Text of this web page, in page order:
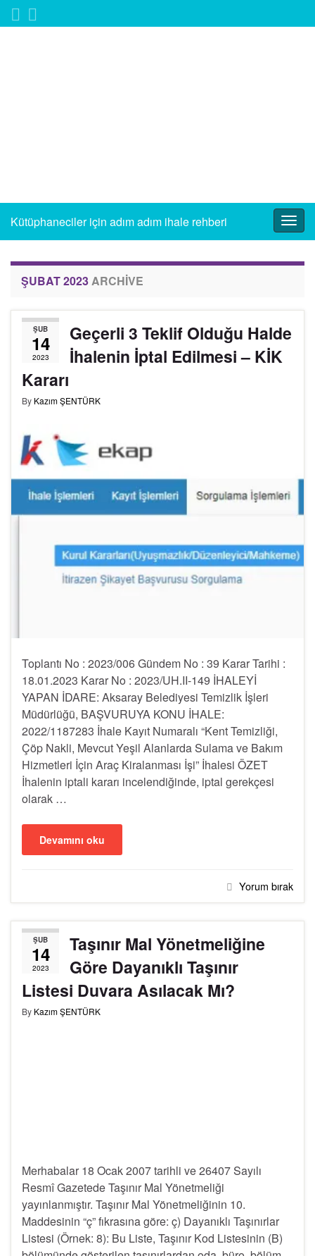
Kütüphaneciler için adım adım ihale rehberi
ŞUBAT 2023ARCHIVE
ŞUB
14
2023
Geçerli 3 Teklif Olduğu Halde
İhalenin İptal Edilmesi – KİK
Kararı
By Kazım ŞENTÜRK
Toplantı No : 2023/006 Gündem No : 39 Karar Tarihi :
18.01.2023 Karar No : 2023/UH.II-149 İHALEYİ
YAPAN İDARE: Aksaray Belediyesi Temizlik İşleri
Müdürlüğü, BAŞVURUYA KONU İHALE:
2022/1187283 İhale Kayıt Numaralı “Kent Temizliği,
Çöp Nakli, Mevcut Yeşil Alanlarda Sulama ve Bakım
Hizmetleri İçin Araç Kiralanması İşi” İhalesi ÖZET
İhalenin iptali kararı incelendiğinde, iptal gerekçesi
olarak …
Devamını oku
Yorum bırak
ŞUB
14
2023
Taşınır Mal Yönetmeliğine
Göre Dayanıklı Taşınır
Listesi Duvara Asılacak Mı?
By Kazım ŞENTÜRK
Merhabalar 18 Ocak 2007 tarihli ve 26407 Sayılı
Resmî Gazetede Taşınır Mal Yönetmeliği
yayınlanmıştır. Taşınır Mal Yönetmeliğinin 10.
Maddesinin “ç” fıkrasına göre: ç) Dayanıklı Taşınırlar
Listesi (Örnek: 8): Bu Liste, Taşınır Kod Listesinin (B)